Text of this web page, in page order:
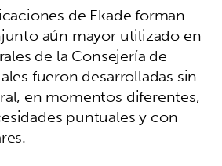
de Ekade forman
aún mayor utilizado en
de la Consejería de
fueron desarrolladas sin
en momentos diferentes,
puntuales y con